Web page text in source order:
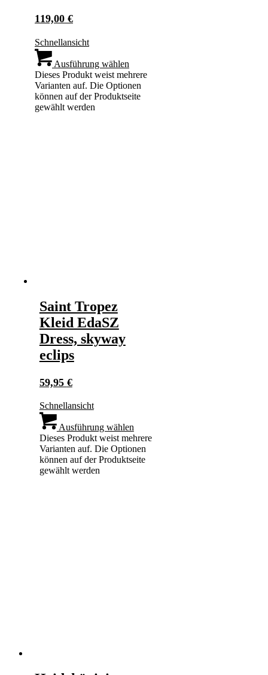
119,00 €
Schnellansicht
Ausführung wählen
Dieses Produkt weist mehrere
Varianten auf. Die Optionen
können auf der Produktseite
gewählt werden
Saint Tropez
Kleid EdaSZ
Dress, skyway
eclips
59,95 €
Schnellansicht
Ausführung wählen
Dieses Produkt weist mehrere
Varianten auf. Die Optionen
können auf der Produktseite
gewählt werden